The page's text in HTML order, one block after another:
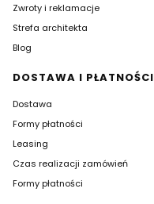
Zwroty i reklamacje
Strefa architekta
Blog
DOSTAWA I PŁATNOŚCI
Dostawa
Formy płatności
Leasing
Czas realizacji zamówień
Formy płatności